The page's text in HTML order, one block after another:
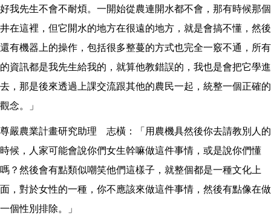
好我先生不會不耐煩。一開始從農連開水都不會，那有時候那個
井在這裡，但它開水的地方在很遠的地方，就是會搞不懂，然後
還有機器上的操作，包括很多整蔓的方式也完全一竅不通，所有
的資訊都是我先生給我的，就算他教錯誤的，我也是會把它學進
去，那是後來透過上課交流跟其他的農民一起，統整一個正確的
觀念。」
尊嚴農業計畫研究助理 志橫：「用農機具然後你去請教別人的
時候，人家可能會說你們女生幹嘛做這件事情，或是說你們懂
嗎？然後會有點類似嘲笑他們這樣子，就整個都是一種文化上
面，對於女性的一種，你不應該來做這件事情，然後有點像在做
一個性別排除。」